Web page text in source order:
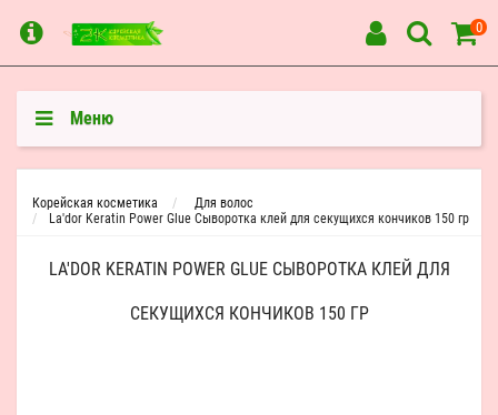
0
Меню
Корейская косметика
Для волос
La'dor Keratin Power Glue Сыворотка клей для секущихся кончиков 150 гр
LA'DOR KERATIN POWER GLUE СЫВОРОТКА КЛЕЙ ДЛЯ
СЕКУЩИХСЯ КОНЧИКОВ 150 ГР